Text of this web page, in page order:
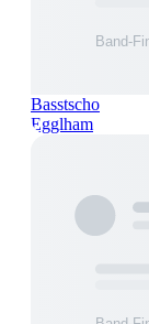
Basstscho
Egglham